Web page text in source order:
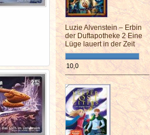
Luzie Alvenstein – Erbin
der Duftapotheke 2 Eine
Lüge lauert in der Zeit
10,0
¯¯¯¯¯¯¯¯¯¯¯¯¯¯¯¯¯¯¯¯¯¯¯¯